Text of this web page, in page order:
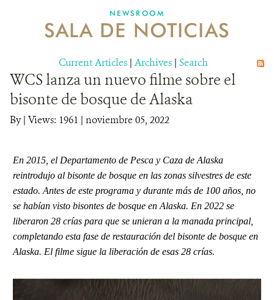
MECANISMO DE ATENCIÓN DE QUEJAS Y RECLAMOS
DONA
NEWSROOM
SALA DE NOTICIAS
Current Articles | Archives | Search
WCS lanza un nuevo filme sobre el
bisonte de bosque de Alaska
By| Views: 1961 | noviembre 05, 2022
En 2015, el Departamento de Pesca y Caza de Alaska
reintrodujo al bisonte de bosque en las zonas silvestres de este
estado. Antes de este programa y durante más de 100 años, no
se habían visto bisontes de bosque en Alaska. En 2022 se
liberaron 28 crías para que se unieran a la manada principal,
completando esta fase de restauración del bisonte de bosque en
Alaska. El filme sigue la liberación de esas 28 crías.